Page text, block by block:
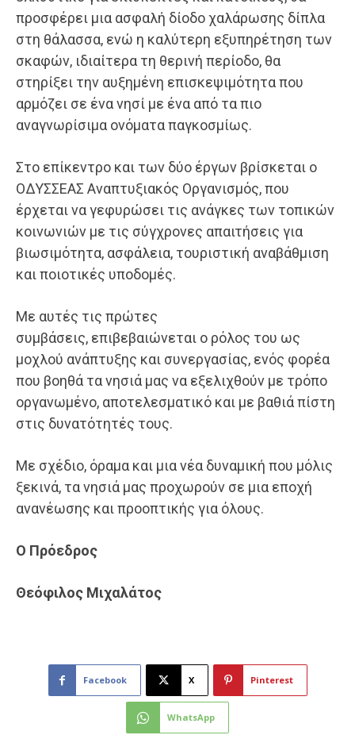
προσφέρει μια ασφαλή δίοδο χαλάρωσης δίπλα
στη θάλασσα, ενώ η καλύτερη εξυπηρέτηση των
σκαφών, ιδιαίτερα τη θερινή περίοδο, θα
στηρίξει την αυξημένη επισκεψιμότητα που
αρμόζει σε ένα νησί με ένα από τα πιο
αναγνωρίσιμα ονόματα παγκοσμίως.
Στο επίκεντρο και των δύο έργων βρίσκεται ο
ΟΔΥΣΣΕΑΣ Αναπτυξιακός Οργανισμός, που
έρχεται να γεφυρώσει τις ανάγκες των τοπικών
κοινωνιών με τις σύγχρονες απαιτήσεις για
βιωσιμότητα, ασφάλεια, τουριστική αναβάθμιση
και ποιοτικές υποδομές.
Με αυτές τις πρώτες
συμβάσεις, επιβεβαιώνεται ο ρόλος του ως
μοχλού ανάπτυξης και συνεργασίας, ενός φορέα
που βοηθά τα νησιά μας να εξελιχθούν με τρόπο
οργανωμένο, αποτελεσματικό και με βαθιά πίστη
στις δυνατότητές τους.
Με σχέδιο, όραμα και μια νέα δυναμική που μόλις
ξεκινά, τα νησιά μας προχωρούν σε μια εποχή
ανανέωσης και προοπτικής για όλους.
Ο Πρόεδρος
Θεόφιλος Μιχαλάτος
Facebook X Pinterest
WhatsApp